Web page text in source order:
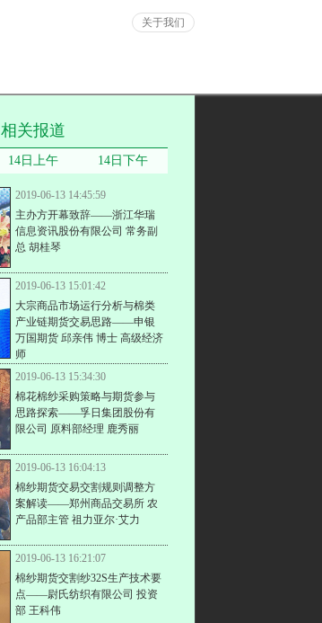
关于我们
相关报道
14日上午 14日下午
2019-06-13 14:45:59
主办方开幕致辞——浙江华瑞
信息资讯股份有限公司 常务副
总 胡桂琴
2019-06-13 15:01:42
大宗商品市场运行分析与棉类
产业链期货交易思路——申银
万国期货 邱亲伟 博士 高级经济
师
2019-06-13 15:34:30
棉花棉纱采购策略与期货参与
思路探索——孚日集团股份有
限公司 原料部经理 鹿秀丽
2019-06-13 16:04:13
棉纱期货交易交割规则调整方
案解读——郑州商品交易所 农
产品部主管 祖力亚尔·艾力
2019-06-13 16:21:07
棉纱期货交割纱32S生产技术要
点——尉氏纺织有限公司 投资
部 王科伟